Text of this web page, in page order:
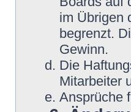
im Übrigen
begrenzt.
Gewinn.
Die
Mitarbeiter
Ansprüche